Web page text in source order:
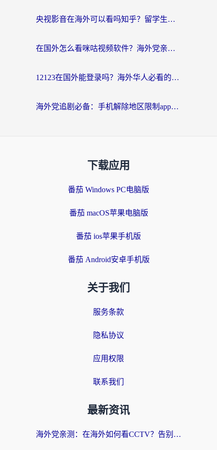
央视影音在海外可以看吗知乎？留学生亲测：3步解决地域限制+追剧自由
在国外怎么看咪咕视频软件？海外党亲测有效的回国加速方案
12123在国外能登录吗？海外华人必看的回国加速实用指南
海外党追剧必备：手机解除地区限制app怎么选？解决央视视频&国内剧地区限制全指南
下载应用
番茄 Windows PC电脑版
番茄 macOS苹果电脑版
番茄 ios苹果手机版
番茄 Android安卓手机版
关于我们
服务条款
隐私协议
应用权限
联系我们
最新资讯
海外党亲测：在海外如何看CCTV？告别“仅限大陆播放”的实用指南